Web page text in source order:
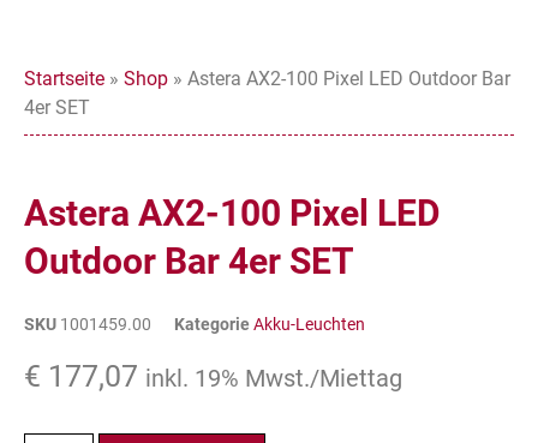
Startseite » Shop » Astera AX2-100 Pixel LED Outdoor Bar
4er SET
Astera AX2-100 Pixel LED
Outdoor Bar 4er SET
SKU 1001459.00 KategorieAkku-Leuchten
€ 177,07 inkl. 19% Mwst./Miettag